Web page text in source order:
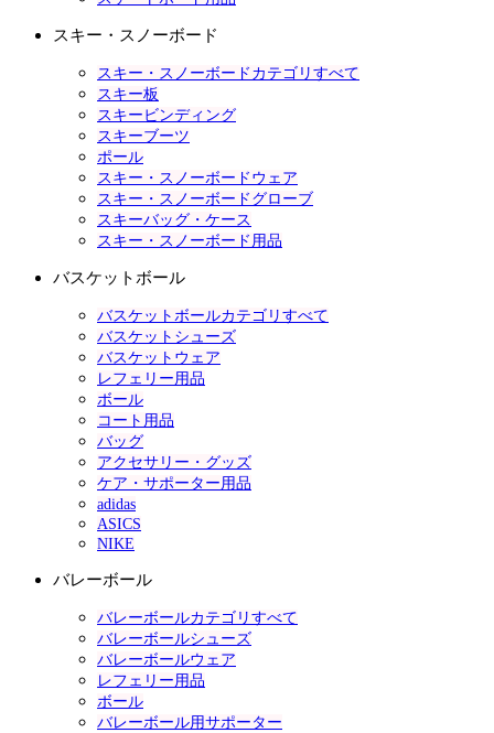
スキー・スノーボード
スキー・スノーボードカテゴリすべて
スキー板
スキービンディング
スキーブーツ
ポール
スキー・スノーボードウェア
スキー・スノーボードグローブ
スキーバッグ・ケース
スキー・スノーボード用品
バスケットボール
バスケットボールカテゴリすべて
バスケットシューズ
バスケットウェア
レフェリー用品
ボール
コート用品
バッグ
アクセサリー・グッズ
ケア・サポーター用品
adidas
ASICS
NIKE
バレーボール
バレーボールカテゴリすべて
バレーボールシューズ
バレーボールウェア
レフェリー用品
ボール
バレーボール用サポーター